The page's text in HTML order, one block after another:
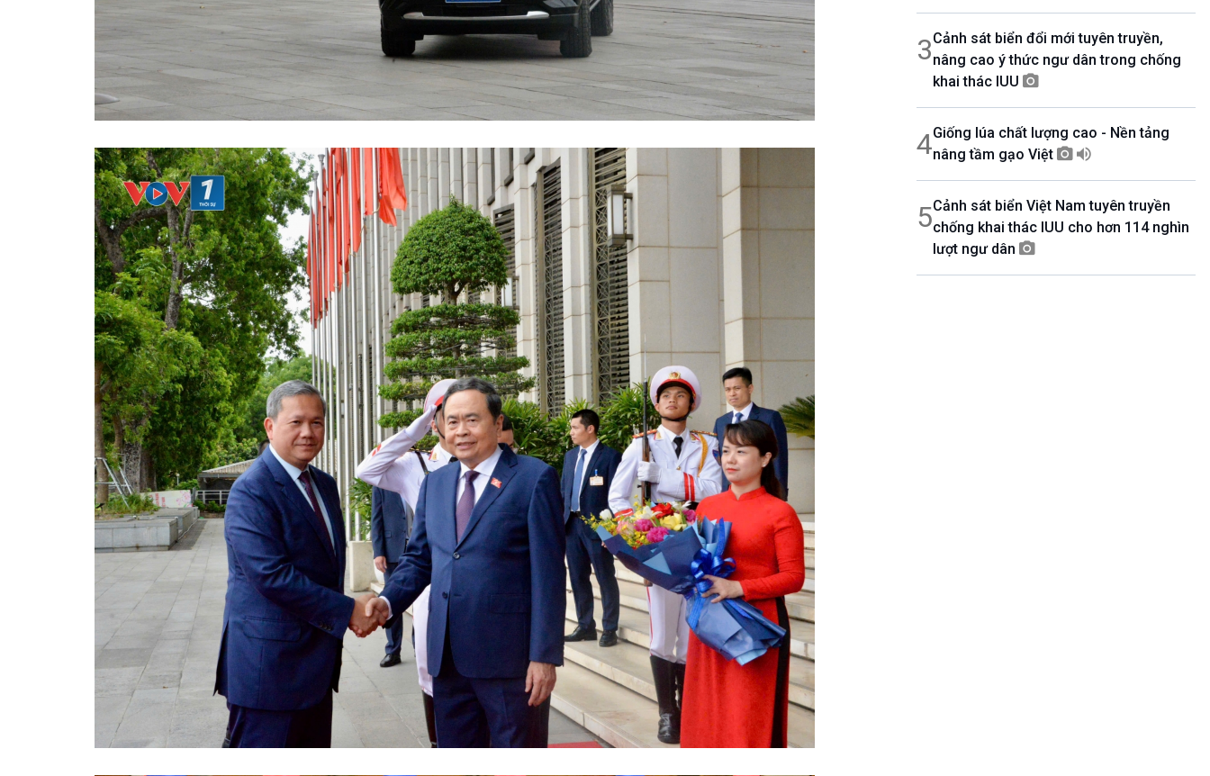
3Cảnh sát biển đổi mới tuyên truyền,
nâng cao ý thức ngư dân trong chống
khai thác IUU
4Giống lúa chất lượng cao - Nền tảng
nâng tầm gạo Việt
5Cảnh sát biển Việt Nam tuyên truyền
chống khai thác IUU cho hơn 114 nghìn
lượt ngư dân